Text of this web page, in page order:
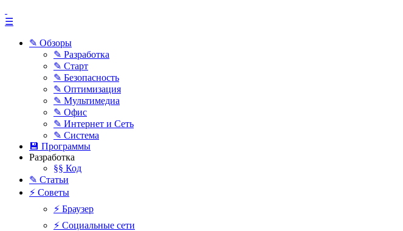
☰
✎ Обзоры
✎ Разработка
✎ Старт
✎ Безопасность
✎ Оптимизация
✎ Мультимедиа
✎ Офис
✎ Интернет и Сеть
✎ Система
💾 Программы
Разработка
§§ Код
✎ Статьи
⚡ Советы
⚡ Браузер
⚡ Социальные сети